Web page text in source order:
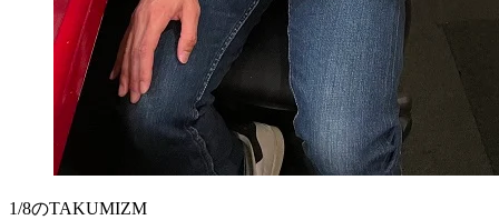
1/8のTAKUMIZM